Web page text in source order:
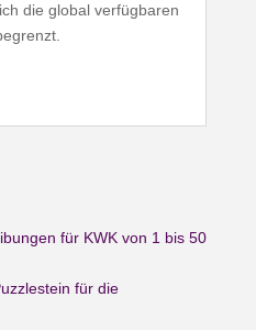
die global verfüg­baren
für KWK von 1 bis 50
für die